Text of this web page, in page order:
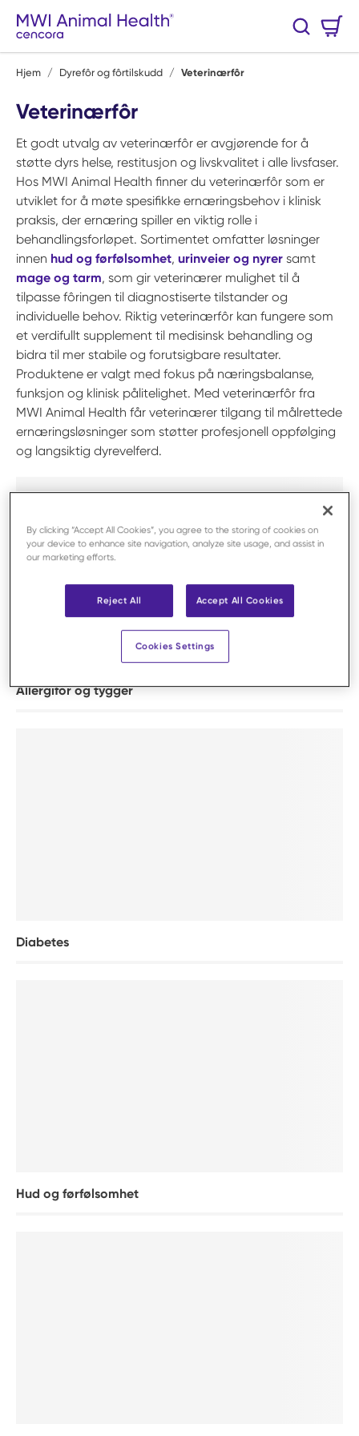
Hopp til hovedinnhold
Søk
Hjem / Dyrefôr og fôrtilskudd / Veterinærfôr
Veterinærfôr
Et godt utvalg av veterinærfôr er avgjørende for å
støtte dyrs helse, restitusjon og livskvalitet i alle livsfaser.
Hos MWI Animal Health finner du veterinærfôr som er
utviklet for å møte spesifikke ernæringsbehov i klinisk
praksis, der ernæring spiller en viktig rolle i
behandlingsforløpet. Sortimentet omfatter løsninger
innen hud og førfølsomhet, urinveier og nyrer samt
mage og tarm, som gir veterinærer mulighet til å
tilpasse fôringen til diagnostiserte tilstander og
individuelle behov. Riktig veterinærfôr kan fungere som
et verdifullt supplement til medisinsk behandling og
bidra til mer stabile og forutsigbare resultater.
Produktene er valgt med fokus på næringsbalanse,
funksjon og klinisk pålitelighet. Med veterinærfôr fra
MWI Animal Health får veterinærer tilgang til målrettede
ernæringsløsninger som støtter profesjonell oppfølging
og langsiktig dyrevelferd.
Allergifôr og tygger
Diabetes
Hud og førfølsomhet
By clicking “Accept All Cookies”, you agree to the storing of cookies on
your device to enhance site navigation, analyze site usage, and assist in
our marketing efforts.
Reject All Accept All Cookies
Cookies Settings